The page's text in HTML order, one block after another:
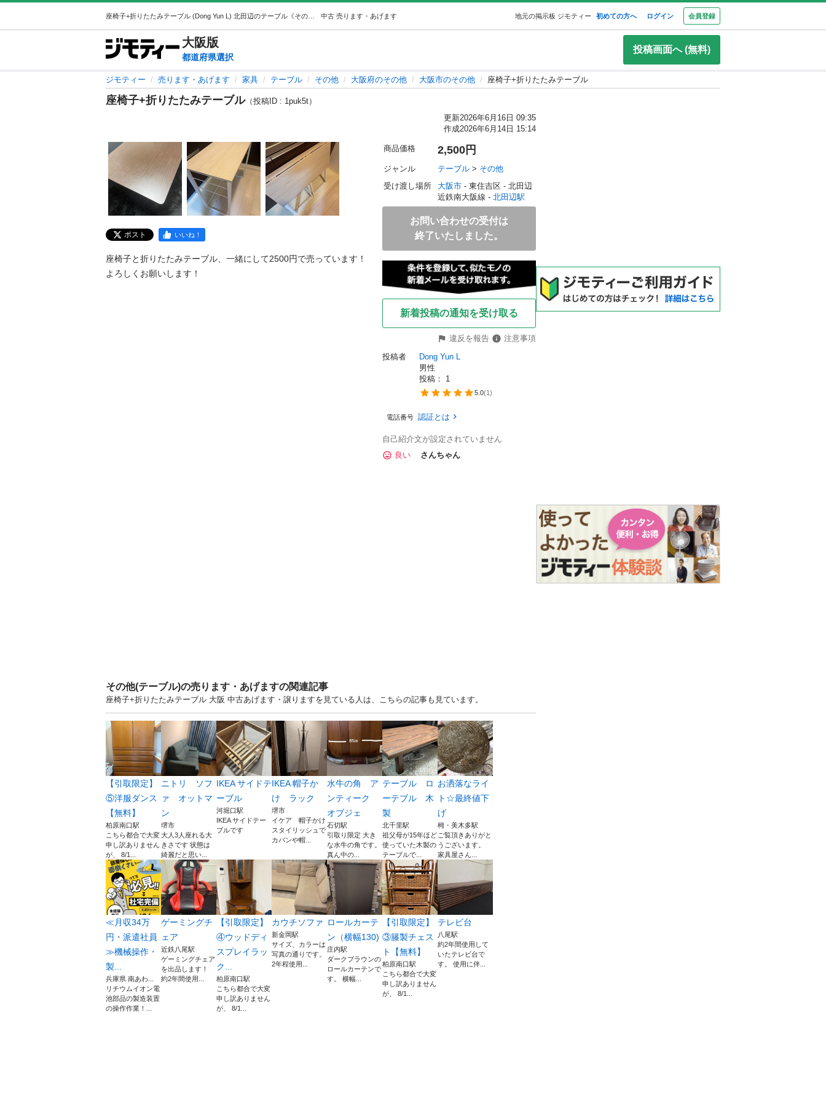
中古 売ります・あげます 地元の掲示板 ジモティー 初めての方へ ログイン 会員登録
大阪版
都道府県選択
投稿画面へ (無料)
ジモティー 売ります・あげます 家具 テーブル その他 大阪府のその他 大阪市のその他 座椅子+折りたたみテーブル
座椅子+折りたたみテーブル（投稿ID : 1puk5t）
更新2026年6月16日 09:35
作成2026年6月14日 15:14
ポスト いいね！
座椅子と折りたたみテーブル、一緒にして2500円で売っています！
よろしくお願いします！
商品価格 2,500円
ジャンル テーブル > その他
受け渡し場所
大阪市 - 東住吉区 - 北田辺
近鉄南大阪線 - 北田辺駅
お問い合わせの受付は
終了いたしました。
新着投稿の通知を受け取る
違反を報告
注意事項
投稿者
Dong Yun L
男性
投稿： 1
5.0(1 )
電話番号 認証とは
自己紹介文が設定されていません
良い
さんちゃん
その他(テーブル)の売ります・あげますの関連記事
座椅子+折りたたみテーブル 大阪 中古あげます・譲りますを見ている人は、こちらの記事も見ています。
【引取限定】
⑤洋服ダンス
【無料】
柏原南口駅
こちら都合で大変
申し訳ありません
が、 8/1...
ニトリ ソフ
ァ オットマ
ン
堺市
大人3人座れる大
きさです 状態は
綺麗だと思い...
IKEA サイドテ
ーブル
河堀口駅
IKEA サイドテー
ブルです
IKEA 帽子か
け ラック
堺市
イケア 帽子かけ
スタイリッシュで
カバンや帽...
水牛の角 ア
ンティーク
オブジェ
石切駅
引取り限定 大き
な水牛の角です。
真ん中の...
テーブル ロ
ーテブル 木
製
北千里駅
祖父母が15年ほど
使っていた木製の
テーブルで...
お洒落なライ
ト☆最終値下
げ
栂・美木多駅
ご覧頂きありがと
うございます。
家具屋さん...
≪月収34万
円・派遣社員
≫機械操作・
製...
兵庫県 南あわ...
リチウムイオン電
池部品の製造装置
の操作作業！...
ゲーミングチ
ェア
近鉄八尾駅
ゲーミングチェア
を出品します！
約2年間使用...
【引取限定】
④ウッドディ
スプレイラッ
ク...
柏原南口駅
こちら都合で大変
申し訳ありません
が、 8/1...
カウチソファ
新金岡駅
サイズ、カラーは
写真の通りです。
2年程使用...
ロールカーテ
ン（横幅130)
庄内駅
ダークブラウンの
ロールカーテンで
す。 横幅...
【引取限定】
③籐製チェス
ト【無料】
柏原南口駅
こちら都合で大変
申し訳ありません
が、 8/1...
テレビ台
八尾駅
約2年間使用して
いたテレビ台で
す。 使用に伴...